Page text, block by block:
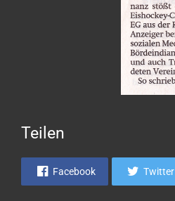
Teilen
Facebook Twitter